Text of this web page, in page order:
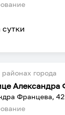
сутки
города
Францева, 42